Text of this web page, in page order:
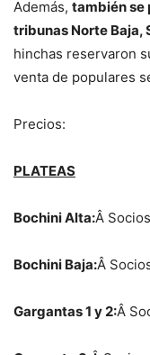
Además, también se
tribunas Norte Baja,
hinchas reservaron
venta de populares
Precios:
PLATEAS
Bochini Alta:Â
Bochini Baja:Â
Gargantas 1 y 2:Â